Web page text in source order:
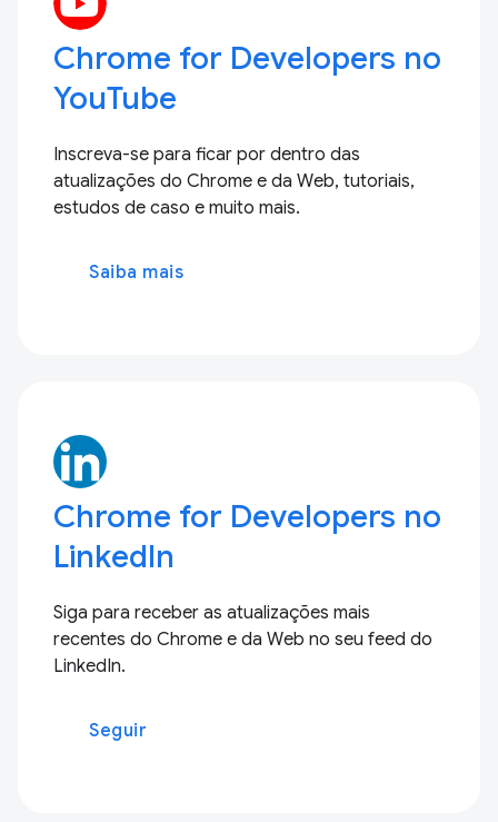
Chrome for Developers no
YouTube
Inscreva-se para ficar por dentro das
atualizações do Chrome e da Web, tutoriais,
estudos de caso e muito mais.
Saiba mais
Chrome for Developers no
LinkedIn
Siga para receber as atualizações mais
recentes do Chrome e da Web no seu feed do
LinkedIn.
Seguir